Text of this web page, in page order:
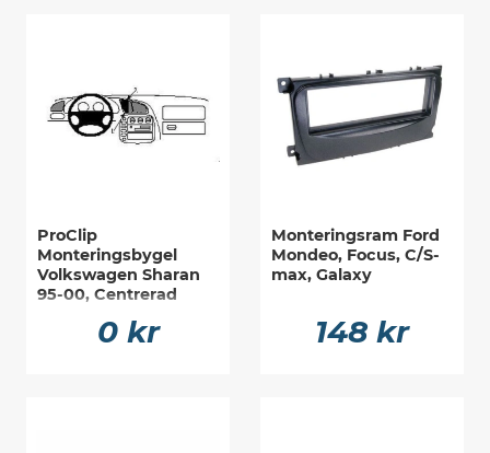
ProClip
Monteringsbygel
Volkswagen Sharan
95-00, Centrerad
0 kr
Monteringsram Ford
Mondeo, Focus, C/S-
max, Galaxy
148 kr